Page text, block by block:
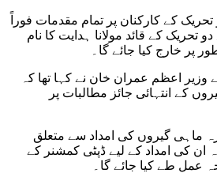
کے کارکنان پر تمام مقدمات فوراً
تحریک کے قائد مولانا ہدایت کا نام
پر خارج کیا جائے گا۔
وزیر اعظم عمران خان نے کہا تھا کہ
کے انتہائی جائز مطالبات پر
ماہی گیروں کی امداد سے متعلق
ان کی امداد کے لیے ڈپٹی کمشنر کے
عمل طے کیا جائے گا۔